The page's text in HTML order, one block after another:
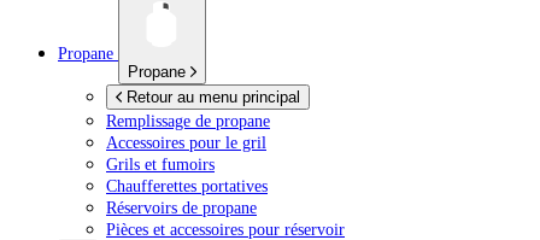
Propane
Propane
Retour au menu principal
Remplissage de propane
Accessoires pour le gril
Grils et fumoirs
Chaufferettes portatives
Réservoirs de propane
Pièces et accessoires pour réservoir